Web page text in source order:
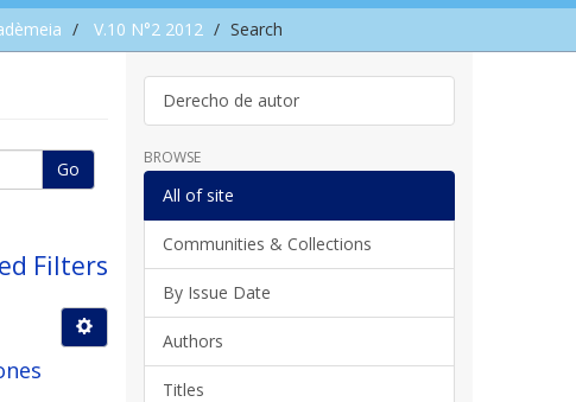
V.10 N°2 2012 Search
Go
Filters
Derecho de autor
BROWSE
All of site
Communities & Collections
By Issue Date
Authors
Titles